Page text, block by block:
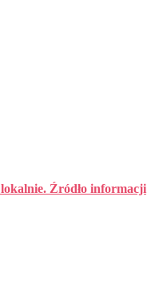
Źródło informacji